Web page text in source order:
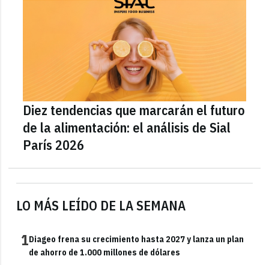
LO MÁS LEÍDO DE LA SEMANA
1Diageo frena su crecimiento hasta 2027 y lanza un plan
de ahorro de 1.000 millones de dólares
Diez tendencias que marcarán el futuro
de la alimentación: el análisis de Sial
París 2026